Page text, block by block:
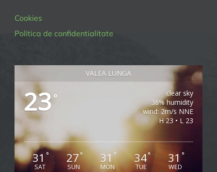
Cookies
Politica de confidentialitate
VALEA LUNGA
23°
clear sky
38% humidity
wind: 2m/s NNE
H 23 • L 23
31 °
SAT
27°
SUN
31°
MON
34°
TUE
31 °
WED